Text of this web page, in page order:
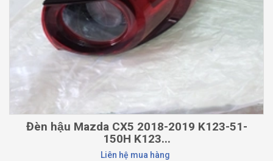
Đèn hậu Mazda CX5 2018-2019 K123-51-
150H K123...
Liên hệ mua hàng